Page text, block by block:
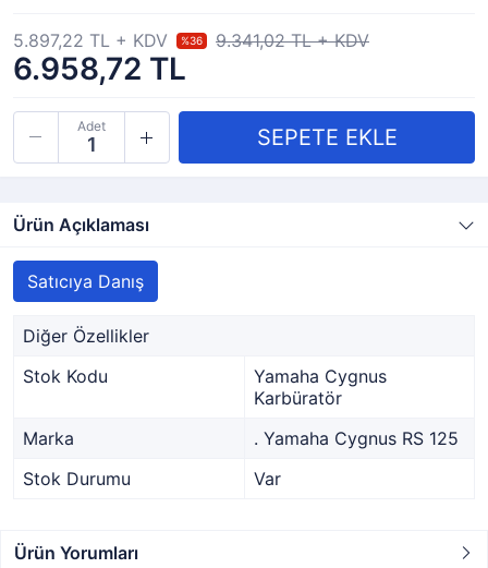
6.958,72 TL
5.897,22 TL + KDV %36 9.341,02 TL + KDV
Adet
Ürün Açıklaması
Satıcıya Danış
Diğer Özellikler
Stok Kodu
Yamaha Cygnus
Karbüratör
Marka
. Yamaha Cygnus RS 125
Stok Durumu
Var
Ürün Yorumları